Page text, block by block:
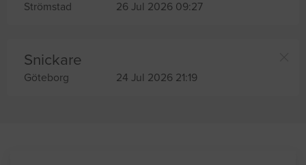
Strömstad 26 Jul 2026 09:27
Snickare
Göteborg 24 Jul 2026 21:19